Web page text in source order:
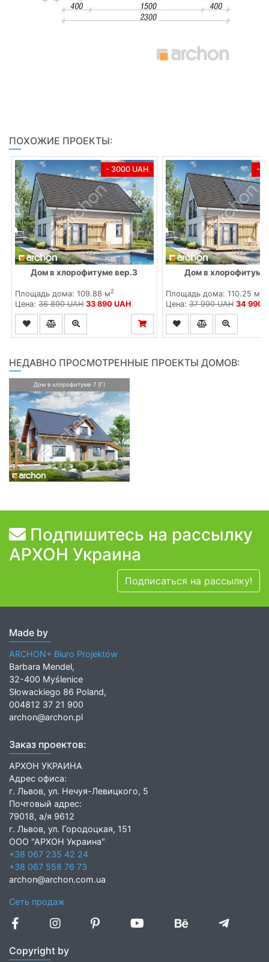
ПОХОЖИЕ ПРОЕКТЫ:
- 3000 UAH
Дом в хлорофитуме вер.3
Площадь дома: 109.88 м2
Цена: 36 890 UAH 33 890 UAH
-
Дом в
Площадь дома: 110.25 м
Цена:37 990 UAH 34 990
НЕДАВНО ПРОСМОТРЕННЫЕ ПРОЕКТЫ ДОМОВ:
Дом в хлорофитуме 7 (Г)
Подпишитесь на рассылку
АРХОН Украина
Подписаться на рассылку!
Made by
ARCHON+ Biuro Projektów
Barbara Mendel,
32-400 Myślenice
Słowackiego 86 Poland,
004812 37 21 900
archon@archon.pl
Заказ проектов:
АРХОН УКРАИНА
Адрес офиса:
г. Львов, ул. Нечуя-Левицкого, 5
Почтовый адрес:
79018, а/я 9612
г. Львов, ул. Городоцкая, 151
ООО "АРХОН Украина"
+38 067 235 42 24
+38 067 558 76 73
archon@archon.com.ua
Сеть продаж
Copyright by